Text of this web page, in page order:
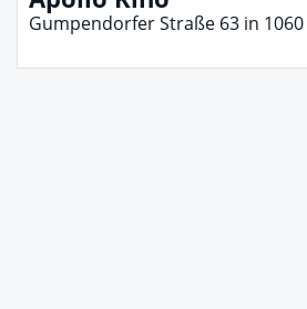
Gumpendorfer Straße 63 in 1060